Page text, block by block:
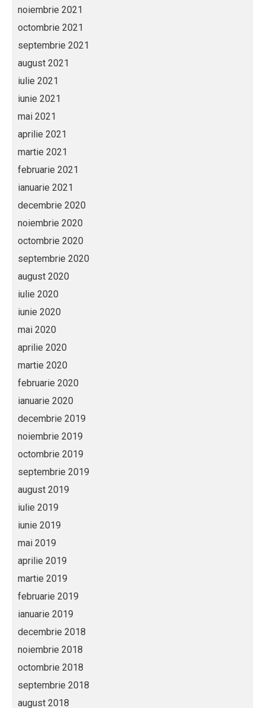
noiembrie 2021
octombrie 2021
septembrie 2021
august 2021
iulie 2021
iunie 2021
mai 2021
aprilie 2021
martie 2021
februarie 2021
ianuarie 2021
decembrie 2020
noiembrie 2020
octombrie 2020
septembrie 2020
august 2020
iulie 2020
iunie 2020
mai 2020
aprilie 2020
martie 2020
februarie 2020
ianuarie 2020
decembrie 2019
noiembrie 2019
octombrie 2019
septembrie 2019
august 2019
iulie 2019
iunie 2019
mai 2019
aprilie 2019
martie 2019
februarie 2019
ianuarie 2019
decembrie 2018
noiembrie 2018
octombrie 2018
septembrie 2018
august 2018